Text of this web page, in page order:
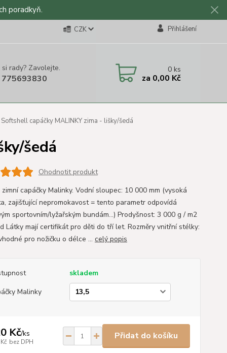
poradkyň.
CZK Přihlášení
rady? Zavolejte. 0ks
za 0,00 Kč
Softshell capáčky MALINKY zima - lišky/šedá
šedá
Ohodnotit produkt
capáčky Malinky. Vodní sloupec: 10 000 mm (vysoká
zajišťující nepromokavost = tento parametr odpovídá
sportovním/lyžařským bundám…) Prodyšnost: 3 000 g / m2
Látky mají certifikát pro děti do tří let. Rozměry vnitřní stélky:
pro nožičku o délce ... celý popis
skladem
Malinky
Kč/ks
bez DPH
Přidat do košíku